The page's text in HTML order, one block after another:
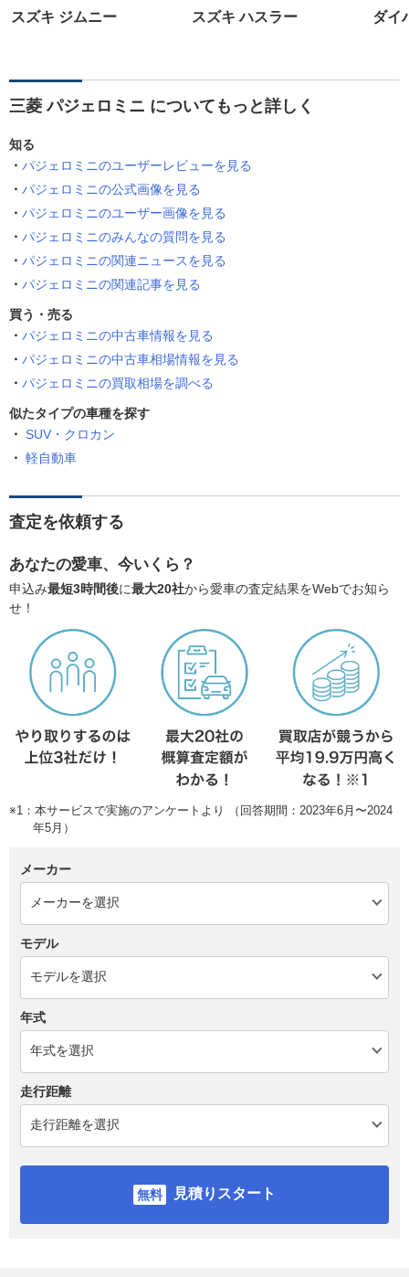
スズキ ジムニー スズキ ハスラー ダイ
三菱 パジェロミニ についてもっと詳しく
知る
パジェロミニのユーザーレビューを見る
パジェロミニの公式画像を見る
パジェロミニのユーザー画像を見る
パジェロミニのみんなの質問を見る
パジェロミニの関連ニュースを見る
パジェロミニの関連記事を見る
買う・売る
パジェロミニの中古車情報を見る
パジェロミニの中古車相場情報を見る
パジェロミニの買取相場を調べる
似たタイプの車種を探す
SUV・クロカン
軽自動車
査定を依頼する
あなたの愛車、今いくら？
申込み最短3時間後に最大20社から愛車の査定結果をWebでお知ら
せ！
※1：本サービスで実施のアンケートより （回答期間：2023年6月〜2024
年5月）
メーカー
モデル
年式
走行距離
見積りスタート